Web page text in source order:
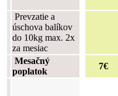
Prevzatie a
úschova balíkov
do 10kg max. 2x
za mesiac
Mesačný
poplatok
7€